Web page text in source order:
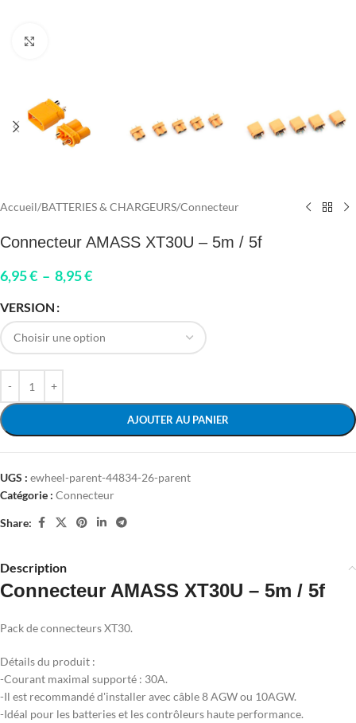
Accueil/BATTERIES & CHARGEURS/Connecteur
Connecteur AMASS XT30U – 5m / 5f
6,95€ – 8,95€
VERSION
AJOUTER AU PANIER
UGS : ewheel-parent-44834-26-parent
Catégorie : Connecteur
Share:
Description
Connecteur AMASS XT30U – 5m / 5f
Pack de connecteurs XT30.
Détails du produit :
-Courant maximal supporté : 30A.
-Il est recommandé d'installer avec câble 8 AGW ou 10AGW.
-Idéal pour les batteries et les contrôleurs haute performance.